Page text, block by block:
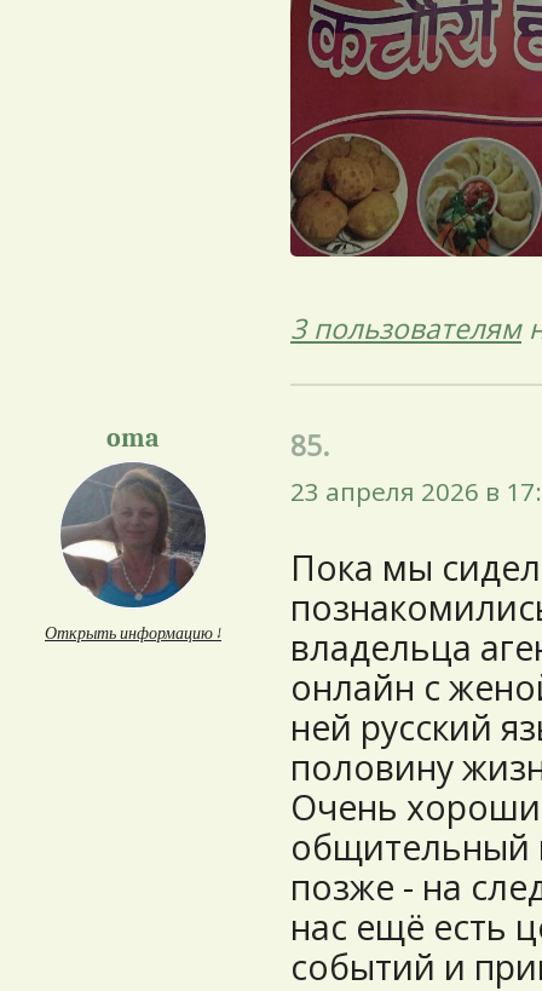
3 пользователям
oma
Открыть информацию ↓
85.
23 апреля 2026 в
Пока мы
владельца
онлайн с
ней русский
половину
Очень
общительный
позже - на
нас ещё есть
событий и